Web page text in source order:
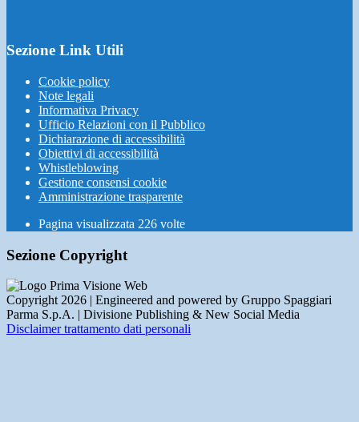
Sezione Link Utili
Cookie policy
Note legali
Informativa Privacy
Ufficio Relazioni con il Pubblico
Dichiarazione di accessibilità
Obiettivi di accessibilità
Whistleblowing
Gestione consensi cookie
Amministrazione trasparente
Pagina visualizzata 226 volte
Sezione Copyright
Copyright 2026 | Engineered and powered by Gruppo Spaggiari
Parma S.p.A. | Divisione Publishing & New Social Media
Disclaimer trattamento dati personali